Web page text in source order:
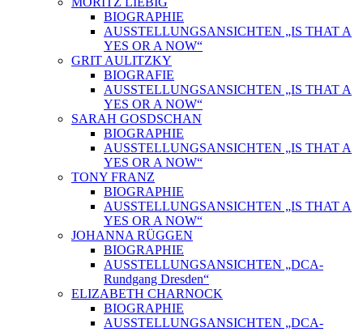
BIOGRAPHIE
AUSSTELLUNGSANSICHTEN „IS THAT A
YES OR A NOW“
GRIT AULITZKY
BIOGRAFIE
AUSSTELLUNGSANSICHTEN „IS THAT A
YES OR A NOW“
SARAH GOSDSCHAN
BIOGRAPHIE
AUSSTELLUNGSANSICHTEN „IS THAT A
YES OR A NOW“
TONY FRANZ
BIOGRAPHIE
AUSSTELLUNGSANSICHTEN „IS THAT A
YES OR A NOW“
JOHANNA RÜGGEN
BIOGRAPHIE
AUSSTELLUNGSANSICHTEN „DCA-
Rundgang Dresden“
ELIZABETH CHARNOCK
BIOGRAPHIE
AUSSTELLUNGSANSICHTEN „DCA-